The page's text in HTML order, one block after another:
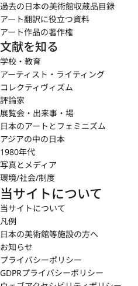
過去の日本の美術館収蔵品目録
アート翻訳に役立つ資料
アート作品の著作権
文献を知る
学校・教育
アーティスト・ライティング
コレクティヴィズム
評論家
展覧会・出来事・場
日本のアートとフェミニズム
アジアの中の日本
1980年代
写真とメディア
環境/社会/制度
当サイトについて
当サイトについて
凡例
日本の美術館等施設の方へ
お知らせ
プライバシーポリシー
GDPRプライバシーポリシー